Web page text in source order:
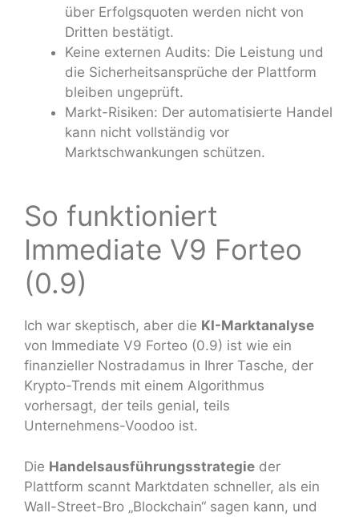
über Erfolgsquoten werden nicht von
Dritten bestätigt.
Keine externen Audits: Die Leistung und
die Sicherheitsansprüche der Plattform
bleiben ungeprüft.
Markt-Risiken: Der automatisierte Handel
kann nicht vollständig vor
Marktschwankungen schützen.
So funktioniert
Immediate V9 Forteo
(0.9)
Ich war skeptisch, aber die KI-Marktanalyse
von Immediate V9 Forteo (0.9) ist wie ein
finanzieller Nostradamus in Ihrer Tasche, der
Krypto-Trends mit einem Algorithmus
vorhersagt, der teils genial, teils
Unternehmens-Voodoo ist.
Die Handelsausführungsstrategie der
Plattform scannt Marktdaten schneller, als ein
Wall-Street-Bro „Blockchain“ sagen kann, und